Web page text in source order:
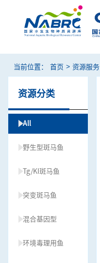
当前位置： 首页 > 资源服务
资源分类
All
野生型斑马鱼
Tg/KI斑马鱼
突变斑马鱼
混合基因型
环境毒理用鱼